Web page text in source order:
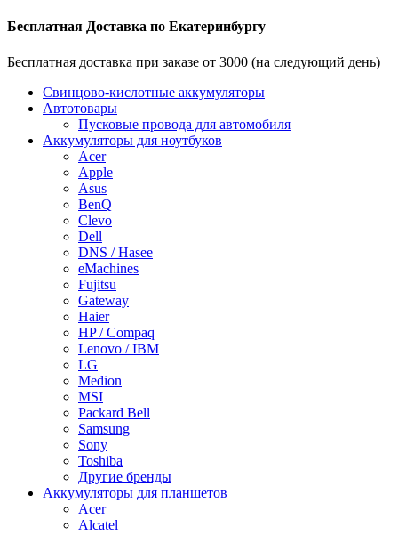
Бесплатная Доставка по Екатеринбургу
Бесплатная доставка при заказе от 3000 (на следующий день)
Cвинцово-кислотные аккумуляторы
Автотовары
Пусковые провода для автомобиля
Аккумуляторы для ноутбуков
Acer
Apple
Asus
BenQ
Clevo
Dell
DNS / Hasee
eMachines
Fujitsu
Gateway
Haier
HP / Compaq
Lenovo / IBM
LG
Medion
MSI
Packard Bell
Samsung
Sony
Toshiba
Другие бренды
Аккумуляторы для планшетов
Acer
Alcatel